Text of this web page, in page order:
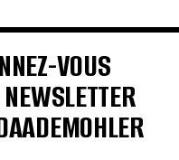
€ €
€
€
VOUS